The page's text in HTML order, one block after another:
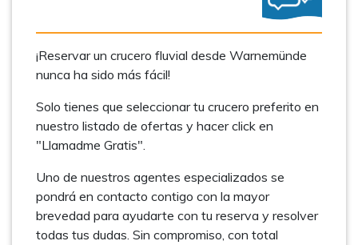
¡Reservar un crucero fluvial desde Warnemünde
nunca ha sido más fácil!
Solo tienes que seleccionar tu crucero preferito en
nuestro listado de ofertas y hacer click en
"Llamadme Gratis".
Uno de nuestros agentes especializados se
pondrá en contacto contigo con la mayor
brevedad para ayudarte con tu reserva y resolver
todas tus dudas. Sin compromiso, con total